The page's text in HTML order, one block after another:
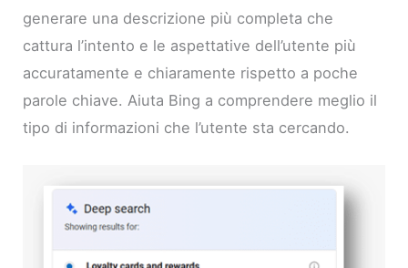
generare una descrizione più completa che
cattura l’intento e le aspettative dell’utente più
accuratamente e chiaramente rispetto a poche
parole chiave. Aiuta Bing a comprendere meglio il
tipo di informazioni che l’utente sta cercando.